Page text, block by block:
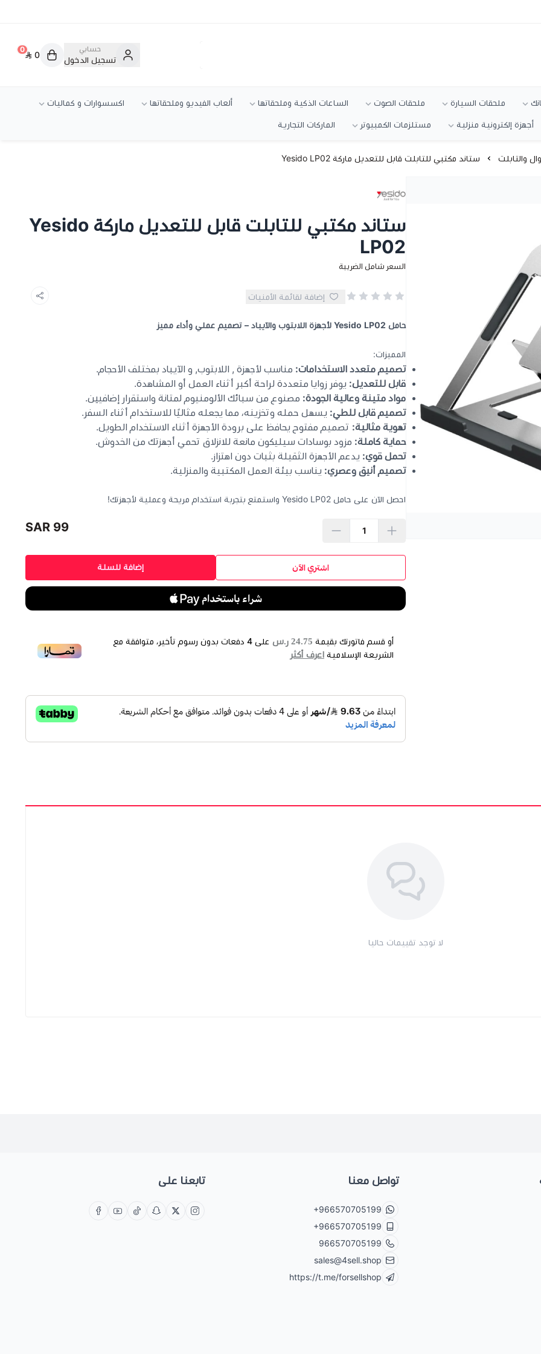
حسابي
تسجيل الدخول
0
0
ملحقات السيارة ملحقات الصوت الساعات الذكية وملحقاتها ألعاب الفيديو وملحقاتها اكسسوارات و كماليات
أجهزة إلكترونية منزلية مستلزمات الكمبيوتر الماركات التجارية
والتابلت ستاند مكتبي للتابلت قابل للتعديل ماركة Yesido LP02
ستاند مكتبي للتابلت قابل للتعديل ماركة Yesido
LP02
السعر شامل الضريبة
إضافة لقائمة الأمنيات
حامل Yesido LP02 لأجهزة اللابتوب والآيباد – تصميم عملي وأداء مميز
المميزات:
تصميم متعدد الاستخدامات: مناسب لأجهزة , اللابتوب, و الآيباد بمختلف الأحجام.
قابل للتعديل: يوفر زوايا متعددة لراحة أكبر أثناء العمل أو المشاهدة.
مواد متينة وعالية الجودة: مصنوع من سبائك الألومنيوم لمتانة واستقرار إضافيين.
تصميم قابل للطي: يسهل حمله وتخزينه، مما يجعله مثاليًا للاستخدام أثناء السفر.
تهوية مثالية: تصميم مفتوح يحافظ على برودة الأجهزة أثناء الاستخدام الطويل.
حماية كاملة: مزود بوسادات سيليكون مانعة للانزلاق تحمي أجهزتك من الخدوش.
تحمل قوي: يدعم الأجهزة الثقيلة بثبات دون اهتزاز.
تصميم أنيق وعصري: يناسب بيئة العمل المكتبية والمنزلية.
احصل الآن على حامل Yesido LP02 واستمتع بتجربة استخدام مريحة وعملية لأجهزتك!
99 SAR
إضافة للسلة اشتري الآن
أو قسم فاتورتك بقيمة 24.75 ر.س على 4 دفعات بدون رسوم تأخير، متوافقة مع
الشريعة الإسلامية اعرف أكثر
لا توجد تقييمات حاليا
تواصل معنا
+966570705199
+966570705199
966570705199
sales@4sell.shop
https://t.me/forsellshop
تابعنا على